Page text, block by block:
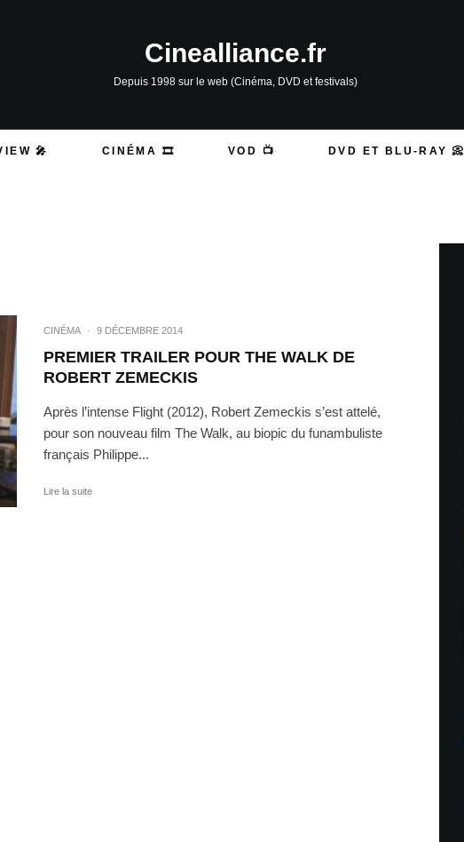
Cinealliance.fr
Depuis 1998 sur le web (Cinéma, DVD et festivals)
🎤 CINÉMA 🎞️ VOD 📺 DVD ET BLU-RAY 📀
CINÉMA · 9 DÉCEMBRE 2014
PREMIER TRAILER POUR THE WALK DE
ROBERT ZEMECKIS
Après l’intense Flight (2012), Robert Zemeckis s’est attelé,
pour son nouveau film The Walk, au biopic du funambuliste
français Philippe...
Lire la suite